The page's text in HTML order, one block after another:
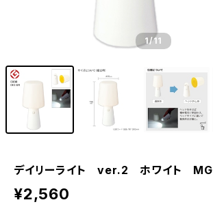
1/11
デイリーライト ver.2 ホワイト MG
¥2,560